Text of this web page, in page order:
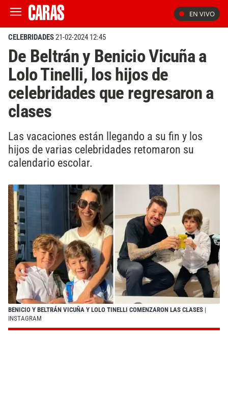
EN VIVO
CELEBRIDADES21-02-2024 12:45
De Beltrán y Benicio Vicuña a
Lolo Tinelli, los hijos de
celebridades que regresaron a
clases
Las vacaciones están llegando a su fin y los
hijos de varias celebridades retomaron su
calendario escolar.
BENICIO Y BELTRÁN VICUÑA Y LOLO TINELLI COMENZARON LAS CLASES |
INSTAGRAM